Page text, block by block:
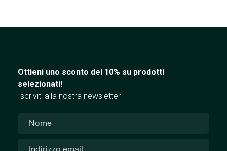
Ottieni uno sconto del 10% su prodotti
selezionati!
Iscriviti alla nostra newsletter